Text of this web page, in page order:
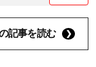
記事を読む